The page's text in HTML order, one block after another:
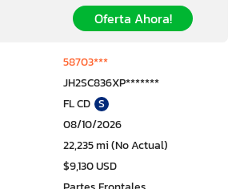
Oferta Ahora!
58703***
JH2SC836XP*******
FL CD S
08/10/2026
22,235 mi (No Actual)
$9,130 USD